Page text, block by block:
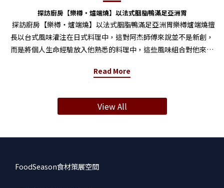
探訪廚房【樂樽・爐端燒】以法式胭脂鴨滿足亞洲胃
探訪廚房【樂樽・爐端燒】以法式胭脂鴨滿足亞洲胃樂樽爐端燒擅
長以台式風味灌注在日式料理中，這對阿杰師傅來說並不是新創，
而是將個人生命經驗放入他熟悉的料理中，這些風味組合對他來說
誠。 這次的料理是暖暖的鍋物料理「柚子胡椒胭脂鴨胸火鍋」，火
選擇也各有喜好。不僅是口味上的吸引力，火鍋在華人文化中有種
相聚的感受，圓形的鍋就像西方文化對披薩的需求，天氣冷的時候
湯下肚後更需要那一碗熱湯暖胃。湯頭 用大量蔬菜熬煮而成，鍋內
鴨胸經過M240熟成工藝，肉質保有柔軟口感。表皮在烹煮前經過炙
Read More
View All
FoodSeason食材策展空間